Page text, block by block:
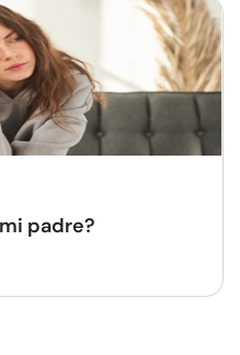
padre?